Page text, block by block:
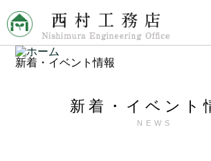
新着・イベント情報
新着・イベント
NEWS